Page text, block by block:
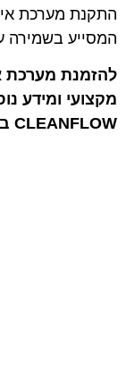
התקנת מערכת
המסייע בשמירה
להזמנת מערכת
מקצועי ומידע
CLEANFLOW